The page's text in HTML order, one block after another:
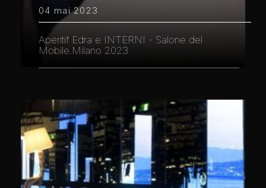
04 mai 2023
Aperitif Edra e INTERNI - Salone del
Mobile.Milano 2023